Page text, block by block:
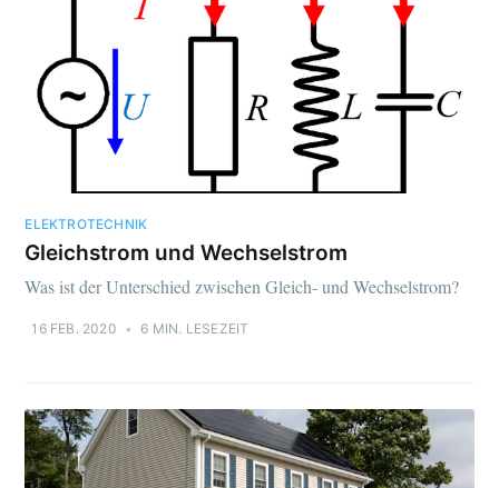
ELEKTROTECHNIK
Gleichstrom und Wechselstrom
Was ist der Unterschied zwischen Gleich- und Wechselstrom?
16 FEB. 2020 • 6 MIN. LESEZEIT